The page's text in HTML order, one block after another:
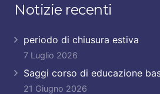
Notizie recenti
periodo di chiusura estiva
7 Luglio 2026
Saggi corso di educazione
21 Giugno 2026